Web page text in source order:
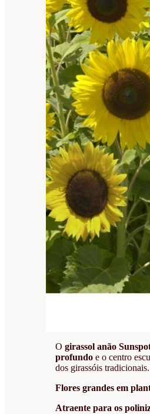
Ogirassol anão
profundo e o centro
dos girassóis
Flores grandes em
Atraente para os